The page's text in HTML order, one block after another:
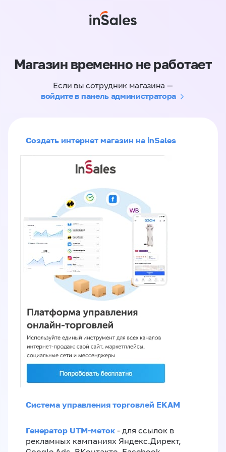
Магазин временно не работает
Если вы сотрудник магазина —
войдите в панель администратора
Создать интернет магазин на inSales
Система управления торговлей EKAM
Генератор UTM-меток - для ссылок в
рекламных кампаниях Яндекс.Директ,